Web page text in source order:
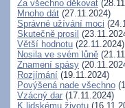
Za všechno děkovat
Mnoho dát (27.11.2024)
Správné užívání moci
Skutečně prosil
Větší hodnotu (22.11.2024)
Nosila ve svém lůně
Znamení spásy
Rozjímání (19.11.2024)
Povýšená nade všechno
Vzácný dar (17.11.2024)
K lidskému životu